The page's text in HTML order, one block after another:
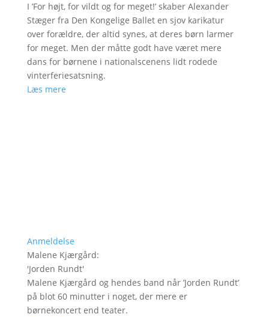
I ’For højt, for vildt og for meget!’ skaber Alexander
Stæger fra Den Kongelige Ballet en sjov karikatur
over forældre, der altid synes, at deres børn larmer
for meget. Men der måtte godt have været mere
dans for børnene i nationalscenens lidt rodede
vinterferiesatsning.
Læs mere
Anmeldelse
Malene Kjærgård:
'Jorden Rundt'
Malene Kjærgård og hendes band når ’Jorden Rundt’
på blot 60 minutter i noget, der mere er
børnekoncert end teater.